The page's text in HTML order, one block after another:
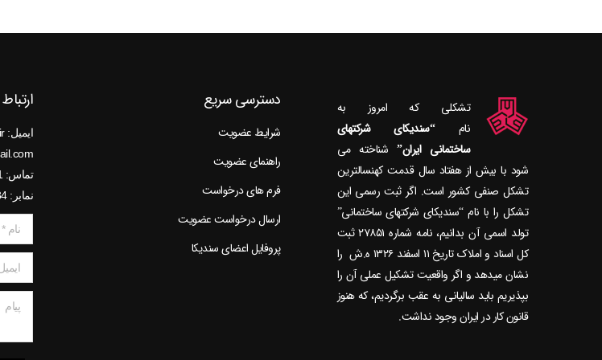
تشکلی که امروز به
نام“سندیکای شرکتهای
ساختمانی ایران”
شود با بیش از هفتاد سال قدمت کهنسال‎ترین
تشکل صنفی کشور است. اگر ثبت رسمی این
تشکل را با نام “سندیکای شرکتهای ساختمانی”
تولد اسمی آن بدانیم، نامه شماره ۲۷۸۵۱ ثبت
کل اسناد و املاک تاریخ ۱۱ اسفند ۱۳۲۶ ه.ش را
نشان می‎دهد و اگر واقعیت تشکیل عملی آن را
بپذیریم باید سالیانی به عقب برگردیم، که هنوز
قانون کار در ایران وجود نداشت.
دسترسی سریع
شرایط عضویت
راهنمای عضویت
فرم های درخواست
ارسال درخواست عضویت
پروفایل اعضای سندیکا
ایمیل: info[at]acco.ir
تماس: 66464261 021
نمابر: 66464084 021
نام *
ایمیل *